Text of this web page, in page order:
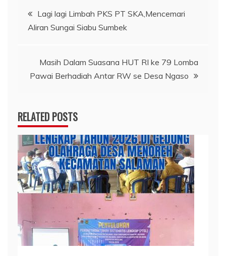
Navigasi
pos
Lagi lagi Limbah PKS PT SKA,Mencemari
Aliran Sungai Siabu Sumbek
Masih Dalam Suasana HUT RI ke 79 Lomba
Pawai Berhadiah Antar RW se Desa Ngaso
RELATED POSTS